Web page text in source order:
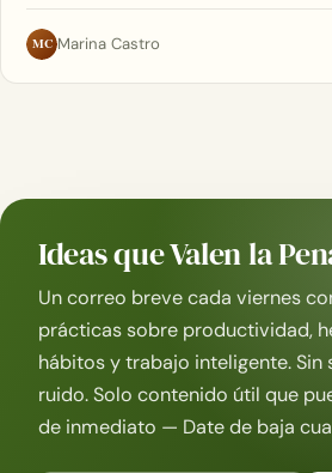
MC Marina Castro
Ideas que Valen la
Un correo breve cada viernes
prácticas sobre productividad,
hábitos y trabajo inteligente. Sin
ruido. Solo contenido útil que
de inmediato — Date de baja